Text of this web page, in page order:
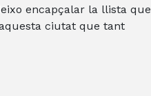
encapçalar la llista que
ciutat que tant